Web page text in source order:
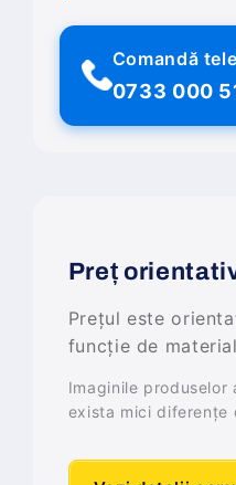
Comandă
0733 000
Preț
Prețul este
funcție de
Imaginile
exista mici diferențe